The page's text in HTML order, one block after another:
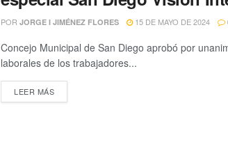
POR JORGE I JIMÉNEZ FLORES 15 DE MAYO DE 2024
Concejo Municipal de San Diego aprobó por
laborales de los trabajadores...
LEER MÁS